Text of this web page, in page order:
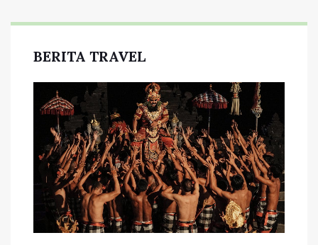
BERITA TRAVEL